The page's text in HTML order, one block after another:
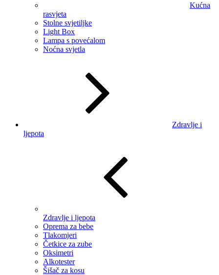
Kućna
rasvjeta
Stolne svjetiljke
Light Box
Lampa s povećalom
Noćna svjetla
Zdravlje i
ljepota
Zdravlje i ljepota
Oprema za bebe
Tlakomjeri
Četkice za zube
Oksimetri
Alkotester
Šišač za kosu